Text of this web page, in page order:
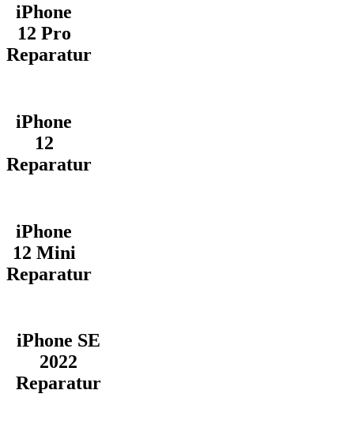
iPhone
12 Pro
Reparatur
iPhone
12
Reparatur
iPhone
12 Mini
Reparatur
iPhone SE
2022
Reparatur